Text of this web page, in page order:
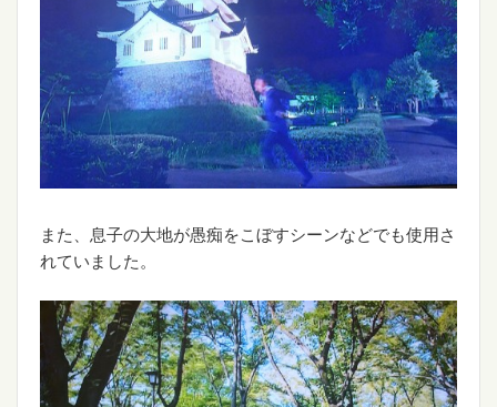
また、息子の大地が愚痴をこぼすシーンなどでも使用さ
れていました。